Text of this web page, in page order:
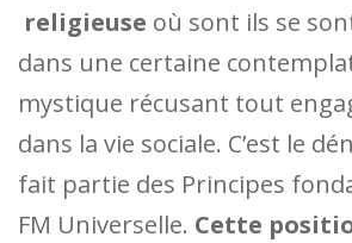
religieuse où sont ils se
dans une certaine
mystique récusant tout
dans la vie sociale. C’est le
fait partie des Principes
FM Universelle. Cette